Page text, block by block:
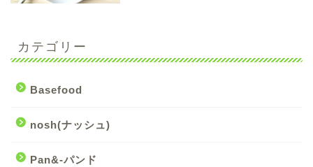
カテゴリー
Basefood
nosh(ナッシュ)
Pan&-パンド